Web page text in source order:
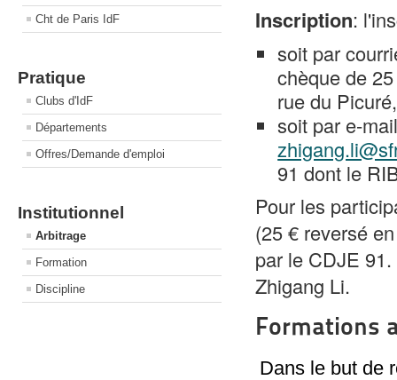
Cht de Paris IdF
Pratique
Clubs d'IdF
Départements
Offres/Demande d'emploi
Institutionnel
Arbitrage
Formation
Discipline
Inscription:
soit par
chèque de
rue du
soit par e-
91 dont le
Pour les
(25 € reversé
par le CDJE
Zhigang Li.
Formations
Dans le but de